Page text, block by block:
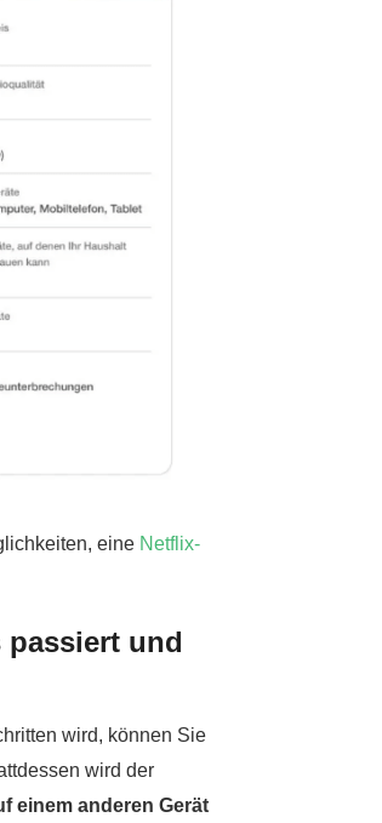
eine Netflix-
passiert und
wird, können Sie
wird der
einem anderen Gerät